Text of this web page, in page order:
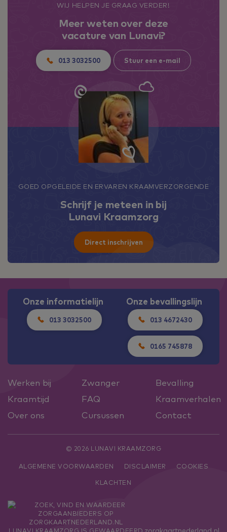
WIJ HELPEN JE GRAAG VERDER!
Meer weten over deze
vacature van Lunavi?
013 3032500 Stuur een e-mail
GOED OPGELEIDE EN ERVAREN KRAAMVERZORGENDE
Schrijf je meteen in bij
Lunavi Kraamzorg
Direct inschrijven
Onze informatielijn
013 3032500
Onze bevallingslijn
013 4672430
0165 745878
Werken bij Zwanger
Bevalling
Kraamtijd
FAQ
Kraamverhalen
Over ons
Cursussen Contact
© 2026 LUNAVI KRAAMZORG
ALGEMENE VOORWAARDEN DISCLAIMER
COOKIES
KLACHTEN
LUNAVI KRAAMZORG IS GEWAARDEERD